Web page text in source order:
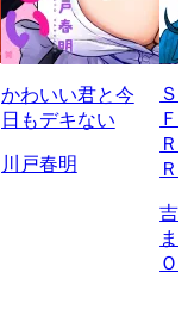
かわいい君と今
日もデキない
川戸春明
Ｆ
Ｒ
吉
ま
Ｏ